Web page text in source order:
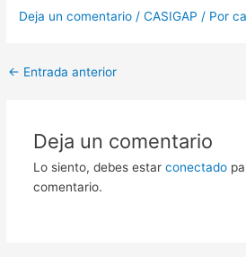
Deja un comentario /CASIGAP / Por
← Entrada anterior
Deja un comentario
Lo siento, debes estar conectado
comentario.